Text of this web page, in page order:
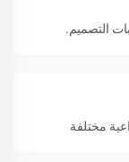
التصميم.
مختلفة